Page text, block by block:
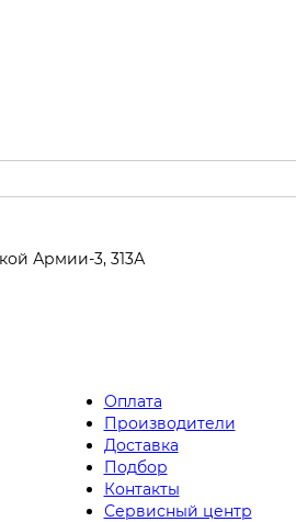
Армии-3, 313А
Оплата
Производители
Доставка
Подбор
Контакты
Сервисный центр